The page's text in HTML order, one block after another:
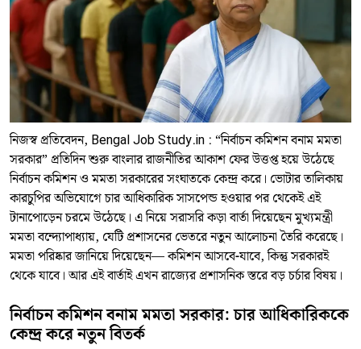
নিজস্ব প্রতিবেদন, Bengal Job Study.in : “নির্বাচন কমিশন বনাম মমতা
সরকার” প্রতিদিন শুরু বাংলার রাজনীতির আকাশ ফের উত্তপ্ত হয়ে উঠেছে
নির্বাচন কমিশন ও মমতা সরকারের সংঘাতকে কেন্দ্র করে। ভোটার তালিকায়
কারচুপির অভিযোগে চার আধিকারিক সাসপেন্ড হওয়ার পর থেকেই এই
টানাপোড়েন চরমে উঠেছে। এ নিয়ে সরাসরি কড়া বার্তা দিয়েছেন মুখ্যমন্ত্রী
মমতা বন্দ্যোপাধ্যায়, যেটি প্রশাসনের ভেতরে নতুন আলোচনা তৈরি করেছে।
মমতা পরিষ্কার জানিয়ে দিয়েছেন— কমিশন আসবে-যাবে, কিন্তু সরকারই
থেকে যাবে। আর এই বার্তাই এখন রাজ্যের প্রশাসনিক স্তরে বড় চর্চার বিষয়।
নির্বাচন কমিশন বনাম মমতা সরকার: চার আধিকারিককে
কেন্দ্র করে নতুন বিতর্ক